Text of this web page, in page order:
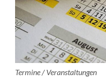
Termine / Veranstaltungen